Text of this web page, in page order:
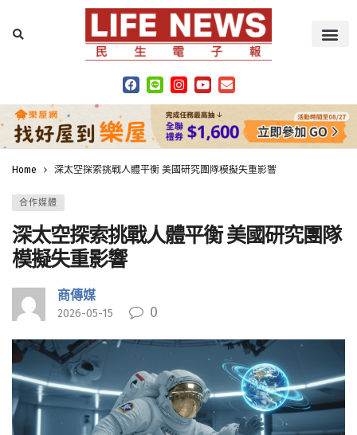
Home 深太空探索挑戰人體平衡 美國研究團隊模擬失重影響
合作媒體
深太空探索挑戰人體平衡 美國研究團隊
模擬失重影響
商傳媒
2026-05-15 0